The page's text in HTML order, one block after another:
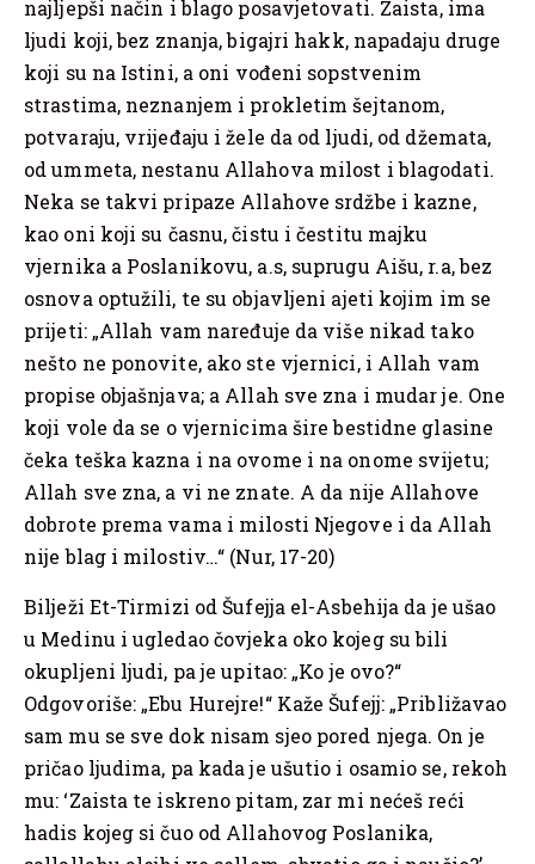
najljepši način i blago posavjetovati. Zaista, ima
ljudi koji, bez znanja, bigajri hakk, napadaju druge
koji su na Istini, a oni vođeni sopstvenim
strastima, neznanjem i prokletim šejtanom,
potvaraju, vrijeđaju i žele da od ljudi, od džemata,
od ummeta, nestanu Allahova milost i blagodati.
Neka se takvi pripaze Allahove srdžbe i kazne,
kao oni koji su časnu, čistu i čestitu majku
vjernika a Poslanikovu, a.s, suprugu Aišu, r.a, bez
osnova optužili, te su objavljeni ajeti kojim im se
prijeti: „Allah vam naređuje da više nikad tako
nešto ne ponovite, ako ste vjernici, i Allah vam
propise objašnjava; a Allah sve zna i mudar je. One
koji vole da se o vjernicima šire bestidne glasine
čeka teška kazna i na ovome i na onome svijetu;
Allah sve zna, a vi ne znate. A da nije Allahove
dobrote prema vama i milosti Njegove i da Allah
nije blag i milostiv…“ (Nur, 17-20)
Bilježi Et-Tirmizi od Šufejja el-Asbehija da je ušao
u Medinu i ugledao čovjeka oko kojeg su bili
okupljeni ljudi, pa je upitao: „Ko je ovo?“
Odgovoriše: „Ebu Hurejre!“ Kaže Šufejj: „Približavao
sam mu se sve dok nisam sjeo pored njega. On je
pričao ljudima, pa kada je ušutio i osamio se, rekoh
mu: ‘Zaista te iskreno pitam, zar mi nećeš reći
hadis kojeg si čuo od Allahovog Poslanika,